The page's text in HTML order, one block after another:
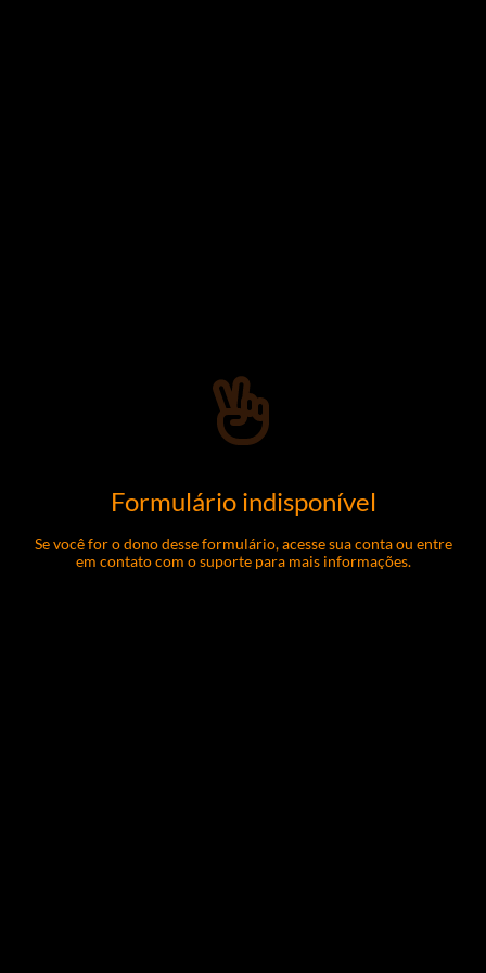
Formulário indisponível
Se você for o dono desse formulário, acesse sua conta ou entre
em contato com o suporte para mais informações.